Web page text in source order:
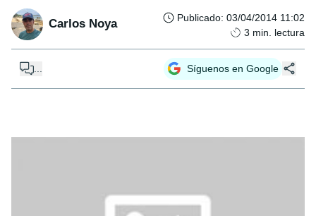
Carlos Noya Publicado: 03/04/2014 11:02
3 min. lectura
Síguenos en Google